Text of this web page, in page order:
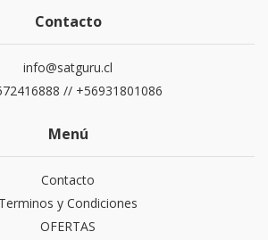
Contacto
info@satguru.cl
// +56931801086
Menú
Contacto
Terminos y Condiciones
OFERTAS